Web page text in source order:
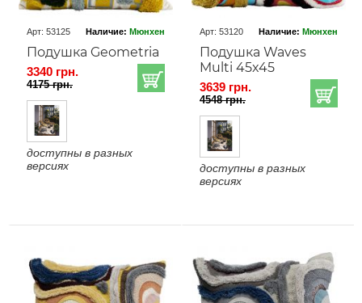
Арт: 53125 Наличие: Мюнхен
Подушка Geometria
3340 грн.
4175 грн.
доступны в разных
версиях
Арт: 53120 Наличие: Мюнхен
Подушка Waves
Multi 45x45
3639 грн.
4548 грн.
доступны в разных
версиях